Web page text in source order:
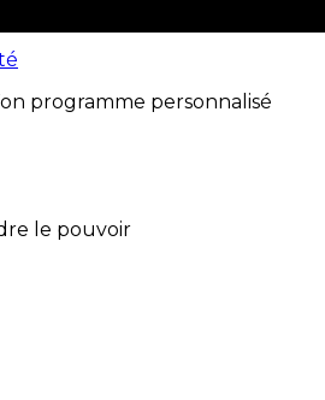
programme personnalisé
le pouvoir